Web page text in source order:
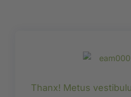
Thanx! Metus